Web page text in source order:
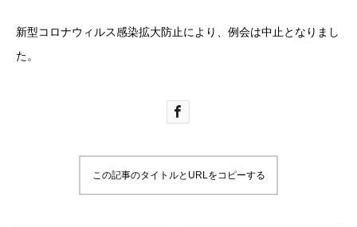
新型コロナウィルス感染拡大防止により、例会は中止となりまし
た。
この記事のタイトルとURLをコピーする